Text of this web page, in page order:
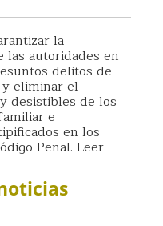
la
las autoridades en
delitos de
eliminar el
desistibles de los
e
en los
Penal. Leer